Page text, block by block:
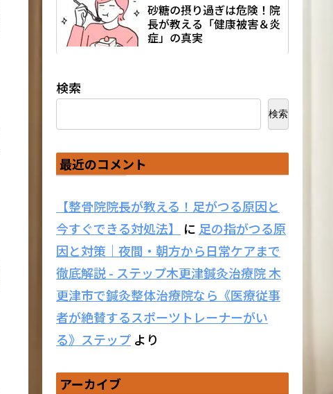
砂糖の摂り過ぎは危険！院
長が教える「健康被害＆炎
症」の真実
検索
検索
最近のコメント
【整骨院院長が教える！足がつる原因と
今すぐできる対処法】
に 足の指がつる原
因と対策｜夜間・朝方から日常ケアまで
徹底解説 - ステップ木更津鍼灸治療院 木
更津市で鍼灸整体治療院なら《医療従事
者が絶賛するスポーツトレーナーがい
る》ステップ より
アーカイブ